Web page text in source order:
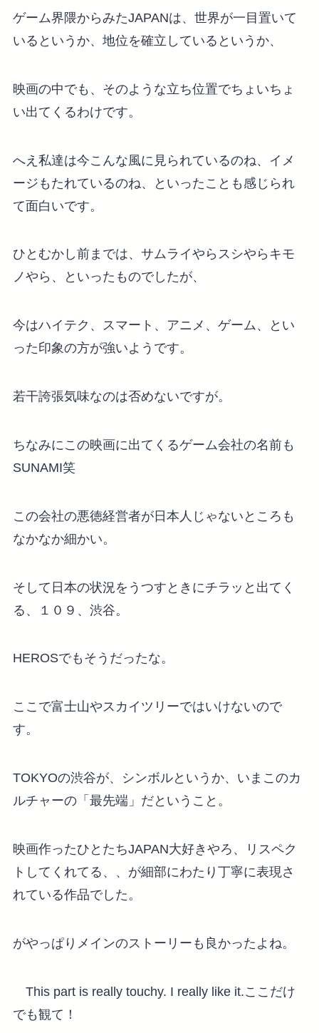
ゲーム界隈からみたJAPANは、世界が一目置いて
いるというか、地位を確立しているというか、
映画の中でも、そのような立ち位置でちょいちょ
い出てくるわけです。
へえ私達は今こんな風に見られているのね、イメ
ージもたれているのね、といったことも感じられ
て面白いです。
ひとむかし前までは、サムライやらスシやらキモ
ノやら、といったものでしたが、
今はハイテク、スマート、アニメ、ゲーム、とい
った印象の方が強いようです。
若干誇張気味なのは否めないですが。
ちなみにこの映画に出てくるゲーム会社の名前も
SUNAMI笑
この会社の悪徳経営者が日本人じゃないところも
なかなか細かい。
そして日本の状況をうつすときにチラッと出てく
る、１０９、渋谷。
HEROSでもそうだったな。
ここで富士山やスカイツリーではいけないので
す。
TOKYOの渋谷が、シンボルというか、いまこのカ
ルチャーの「最先端」だということ。
映画作ったひとたちJAPAN大好きやろ、リスペク
トしてくれてる、、が細部にわたり丁寧に表現さ
れている作品でした。
がやっぱりメインのストーリーも良かったよね。
This part is really touchy. I really like it.ここだけ
でも観て！